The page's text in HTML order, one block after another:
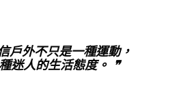
戶外不只是一種運動，
迷人的生活態度。 ❞